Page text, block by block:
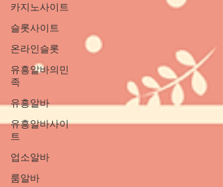
카지노사이트
슬롯사이트
온라인슬롯
유흥알바의민
족
유흥알바
유흥알바사이
트
업소알바
룸알바